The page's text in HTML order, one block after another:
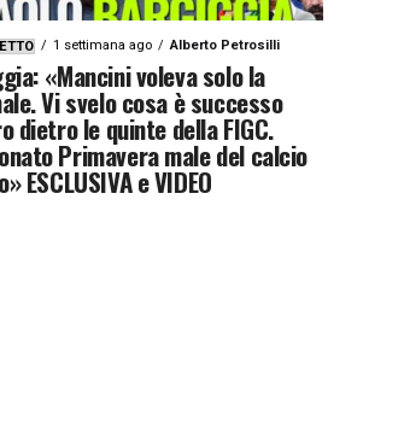
1 settimana ago Alberto Petrosilli
«Mancini voleva solo la
Vi svelo cosa è successo
dietro le quinte della FIGC.
Primavera male del calcio
ESCLUSIVA e VIDEO